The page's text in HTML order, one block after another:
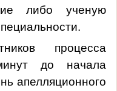
либо ученую
процесса
до начала
апелляционного